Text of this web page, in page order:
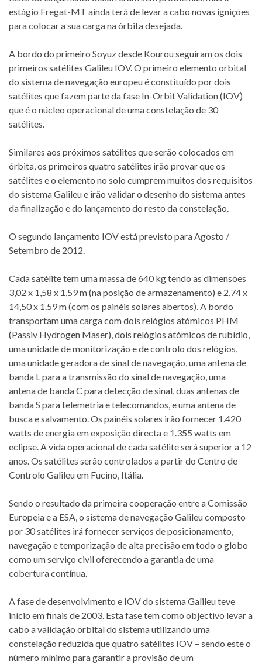
estágio Fregat-MT ainda terá de levar a cabo novas ignições
para colocar a sua carga na órbita desejada.
A bordo do primeiro Soyuz desde Kourou seguiram os dois
primeiros satélites Galileu IOV. O primeiro elemento orbital
do sistema de navegação europeu é constituído por dois
satélites que fazem parte da fase In-Orbit Validation (IOV)
que é o núcleo operacional de uma constelação de 30
satélites.
Similares aos próximos satélites que serão colocados em
órbita, os primeiros quatro satélites irão provar que os
satélites e o elemento no solo cumprem muitos dos requisitos
do sistema Galileu e irão validar o desenho do sistema antes
da finalização e do lançamento do resto da constelação.
O segundo lançamento IOV está previsto para Agosto /
Setembro de 2012.
Cada satélite tem uma massa de 640 kg tendo as dimensões
3,02 x 1,58 x 1,59 m (na posição de armazenamento) e 2,74 x
14,50 x 1.59 m (com os painéis solares abertos). A bordo
transportam uma carga com dois relógios atómicos PHM
(Passiv Hydrogen Maser), dois relógios atómicos de rubídio,
uma unidade de monitorização e de controlo dos relógios,
uma unidade geradora de sinal de navegação, uma antena de
banda L para a transmissão do sinal de navegação, uma
antena de banda C para detecção de sinal, duas antenas de
banda S para telemetria e telecomandos, e uma antena de
busca e salvamento. Os painéis solares irão fornecer 1.420
watts de energia em exposição directa e 1.355 watts em
eclipse. A vida operacional de cada satélite será superior a 12
anos. Os satélites serão controlados a partir do Centro de
Controlo Galileu em Fucino, Itália.
Sendo o resultado da primeira cooperação entre a Comissão
Europeia e a ESA, o sistema de navegação Galileu composto
por 30 satélites irá fornecer serviços de posicionamento,
navegação e temporização de alta precisão em todo o globo
como um serviço civil oferecendo a garantia de uma
cobertura contínua.
A fase de desenvolvimento e IOV do sistema Galileu teve
início em finais de 2003. Esta fase tem como objectivo levar a
cabo a validação orbital do sistema utilizando uma
constelação reduzida que quatro satélites IOV – sendo este o
número mínimo para garantir a provisão de um